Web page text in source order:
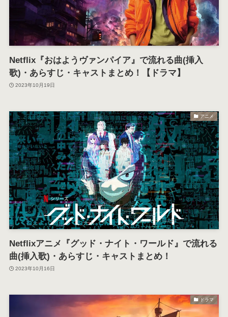
Netflix『おはようヴァンパイア』で流れる曲(挿入
歌)・あらすじ・キャストまとめ！【ドラマ】
2023年10月19日
アニメ
Netflixアニメ『グッド・ナイト・ワールド』で流れる
曲(挿入歌)・あらすじ・キャストまとめ！
2023年10月16日
ドラマ